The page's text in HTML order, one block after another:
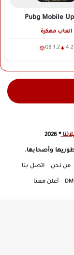
Pubg Mobile
العاب مهكرة
4.2
1.2 GB
® 2026
وأصحابها.
من نحن اتصل بنا
أعلن معنا